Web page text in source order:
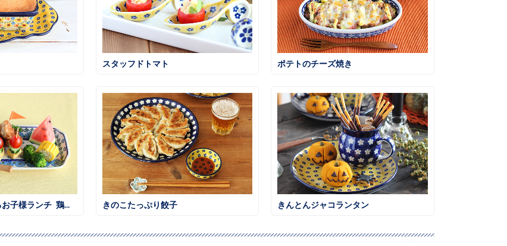
スタッフドトマト ポテトのチーズ焼き
大人も食べたくなるお子様ランチ 鶏そぼろごはん きのこたっぷり餃子 きんとんジャコランタン